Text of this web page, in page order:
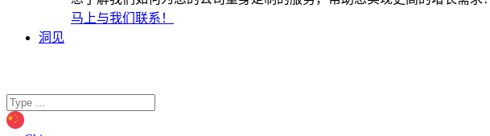
马上与我们联系！
洞见